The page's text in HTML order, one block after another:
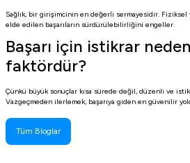
Sağlık, bir girişimcinin en değerli sermayesidir. Fiziksel
elde edilen başarıların sürdürülebilirliğini engeller.
Başarı için istikrar
faktördür?
Çünkü büyük sonuçlar kısa sürede değil, düzenli ve
Vazgeçmeden ilerlemek, başarıya giden en güvenilir
Tüm Bloglar